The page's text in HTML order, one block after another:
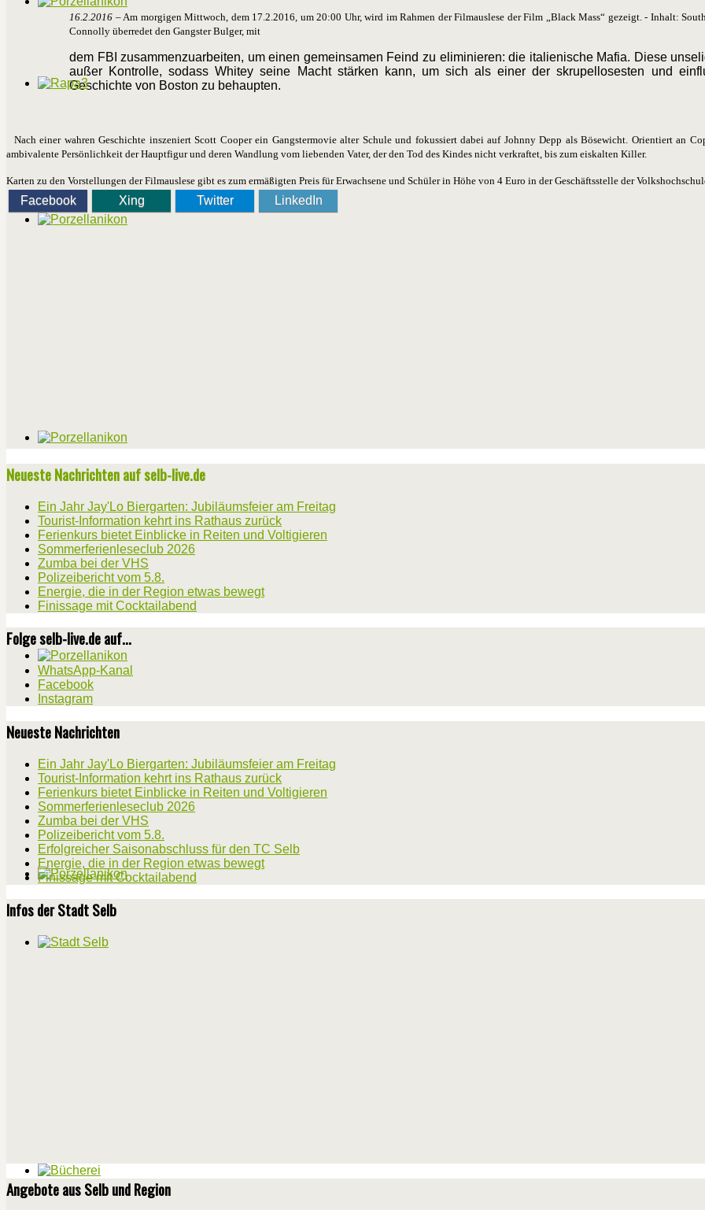
16.2.2016 – Am morgigen Mittwoch, dem 17.2.2016, um 20:00 Uhr, wird im Rahmen der Filmauslese der Film „Black Mass“ gezeigt. - Inhalt:
Connolly überredet den Gangster Bulger, mit
dem FBI zusammenzuarbeiten, um einen gemeinsamen Feind zu eliminieren: die italienische Mafia. Diese
außer Kontrolle, sodass Whitey seine Macht stärken kann, um sich als einer der skrupellosesten und
Geschichte von Boston zu behaupten.
Nach einer wahren Geschichte inszeniert Scott Cooper ein Gangstermovie alter Schule und fokussiert dabei auf Johnny Depp als Bösewicht. Orientiert an
ambivalente Persönlichkeit der Hauptfigur und deren Wandlung vom liebenden Vater, der den Tod des Kindes nicht verkraftet, bis zum eiskalten Killer.
Karten zu den Vorstellungen der Filmauslese gibt es zum ermäßigten Preis für Erwachsene und Schüler in Höhe von 4 Euro in der Geschäftsstelle der
Facebook Xing Twitter LinkedIn
Neueste Nachrichten auf selb-live.de
Ein Jahr Jay'Lo Biergarten: Jubiläumsfeier am Freitag
Tourist-Information kehrt ins Rathaus zurück
Ferienkurs bietet Einblicke in Reiten und Voltigieren
Sommerferienleseclub 2026
Zumba bei der VHS
Polizeibericht vom 5.8.
Energie, die in der Region etwas bewegt
Finissage mit Cocktailabend
Folge selb-live.de auf...
WhatsApp-Kanal
Facebook
Instagram
Neueste Nachrichten
Ein Jahr Jay'Lo Biergarten: Jubiläumsfeier am Freitag
Tourist-Information kehrt ins Rathaus zurück
Ferienkurs bietet Einblicke in Reiten und Voltigieren
Sommerferienleseclub 2026
Zumba bei der VHS
Polizeibericht vom 5.8.
Erfolgreicher Saisonabschluss für den TC Selb
Energie, die in der Region etwas bewegt
Finissage mit Cocktailabend
Infos der Stadt Selb
Angebote aus Selb und Region